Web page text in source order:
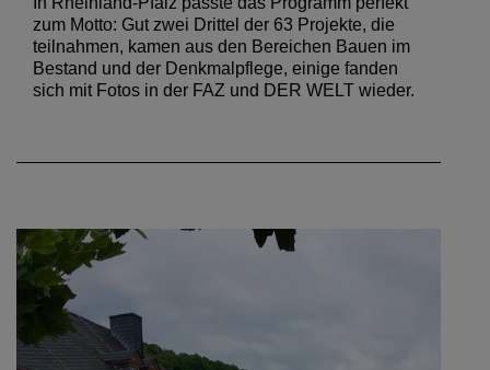
zum Motto: Gut zwei Drittel der 63 Projekte, die
teilnahmen, kamen aus den Bereichen Bauen im
Bestand und der Denkmalpflege, einige fanden
sich mit Fotos in der FAZ und DER WELT wieder.